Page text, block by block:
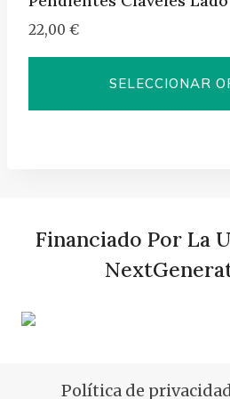
producto
22,00 €
SELECCIONAR
Las
pueden
Financiado Por La
Política de